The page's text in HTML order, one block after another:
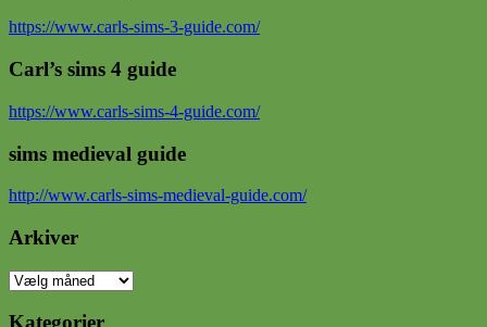
https://www.carls-sims-3-guide.com/
Carl’s sims 4 guide
https://www.carls-sims-4-guide.com/
sims medieval guide
http://www.carls-sims-medieval-guide.com/
Arkiver
Arkiver